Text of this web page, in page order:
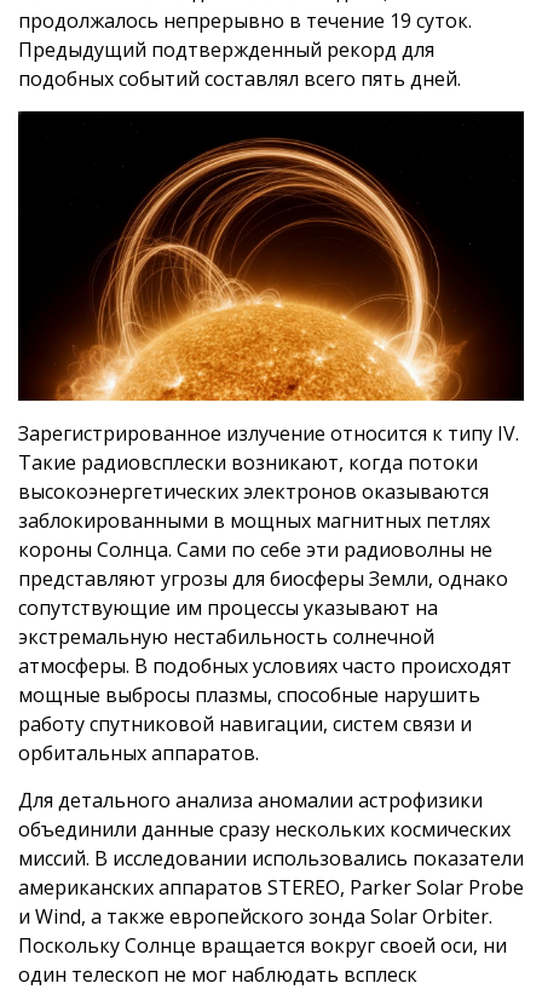
продолжалось непрерывно в течение 19 суток.
Предыдущий подтвержденный рекорд для
подобных событий составлял всего пять дней.
Зарегистрированное излучение относится к типу IV.
Такие радиовсплески возникают, когда потоки
высокоэнергетических электронов оказываются
заблокированными в мощных магнитных петлях
короны Солнца. Сами по себе эти радиоволны не
представляют угрозы для биосферы Земли, однако
сопутствующие им процессы указывают на
экстремальную нестабильность солнечной
атмосферы. В подобных условиях часто происходят
мощные выбросы плазмы, способные нарушить
работу спутниковой навигации, систем связи и
орбитальных аппаратов.
Для детального анализа аномалии астрофизики
объединили данные сразу нескольких космических
миссий. В исследовании использовались показатели
американских аппаратов STEREO, Parker Solar Probe
и Wind, а также европейского зонда Solar Orbiter.
Поскольку Солнце вращается вокруг своей оси, ни
один телескоп не мог наблюдать всплеск